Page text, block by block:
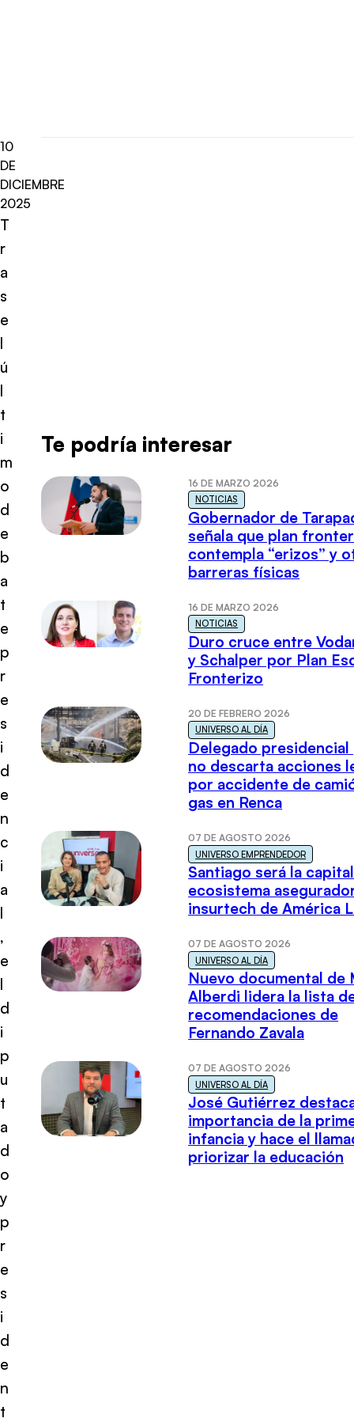
10
DE
DICIEMBRE
2025
T
r
a
s
e
l
ú
l
t
i
m
o
d
e
b
a
t
e
p
r
e
s
i
d
e
n
c
i
a
l
,
e
l
d
i
p
u
t
a
d
o
y
p
r
e
s
i
d
e
n
t
Te podría interesar
16 DE MARZO 2026
NOTICIAS
Gobernador de
señala que plan
contempla “erizos” y
barreras físicas
16 DE MARZO 2026
NOTICIAS
Duro cruce entre
y Schalper por Plan
Fronterizo
20 DE FEBRERO 2026
UNIVERSO AL DÍA
Delegado presidencial
no descarta acciones
por accidente de
gas en Renca
07 DE AGOSTO 2026
UNIVERSO EMPRENDEDOR
Santiago será la
ecosistema
insurtech de América
07 DE AGOSTO 2026
UNIVERSO AL DÍA
Nuevo documental de
Alberdi lidera la lista
recomendaciones de
Fernando Zavala
07 DE AGOSTO 2026
UNIVERSO AL DÍA
José Gutiérrez
importancia de la
infancia y hace el
priorizar la educación